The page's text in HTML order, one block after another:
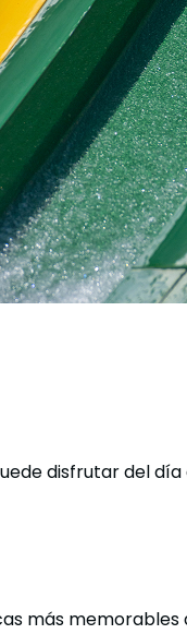
disfrutar del día
más memorables